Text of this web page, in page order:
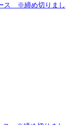
ス ※締め切りまし